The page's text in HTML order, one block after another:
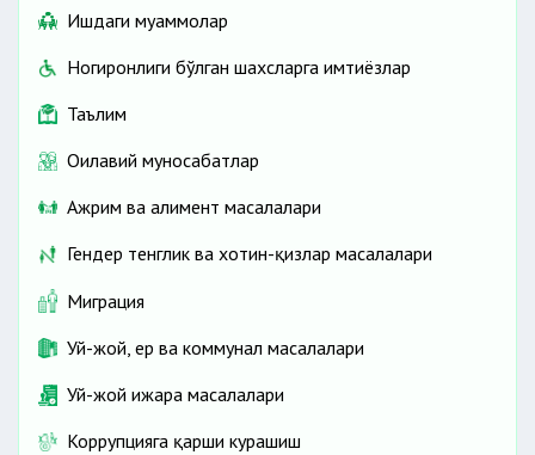
Ишдаги муаммолар
Ногиронлиги бўлган шахсларга имтиёзлар
Таълим
Оилавий муносабатлар
Ажрим ва алимент масалалари
Гендер тенглик ва хотин-қизлар масалалари
Миграция
Уй-жой, ер ва коммунал масалалари
Уй-жой ижара масалалари
Коррупцияга қарши курашиш